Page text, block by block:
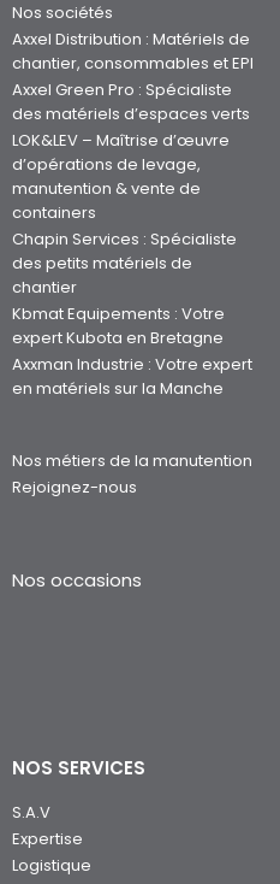
Nos sociétés
Axxel Distribution : Matériels de
chantier, consommables et EPI
Axxel Green Pro : Spécialiste
des matériels d’espaces verts
LOK&LEV – Maîtrise d’œuvre
d’opérations de levage,
manutention & vente de
containers
Chapin Services : Spécialiste
des petits matériels de
chantier
Kbmat Equipements : Votre
expert Kubota en Bretagne
Axxman Industrie : Votre expert
en matériels sur la Manche
Nos métiers de la manutention
Rejoignez-nous
Nos occasions
NOS SERVICES
S.A.V
Expertise
Logistique